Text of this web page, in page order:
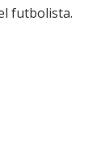
futbolista.